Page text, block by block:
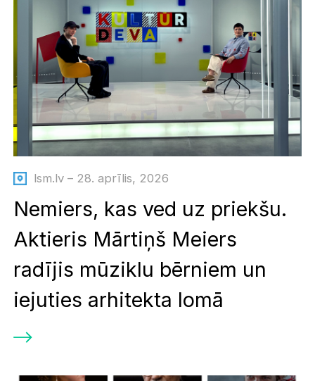
lsm.lv – 28. aprīlis, 2026
Nemiers, kas ved uz priekšu.
Aktieris Mārtiņš Meiers
radījis mūziklu bērniem un
iejuties arhitekta lomā